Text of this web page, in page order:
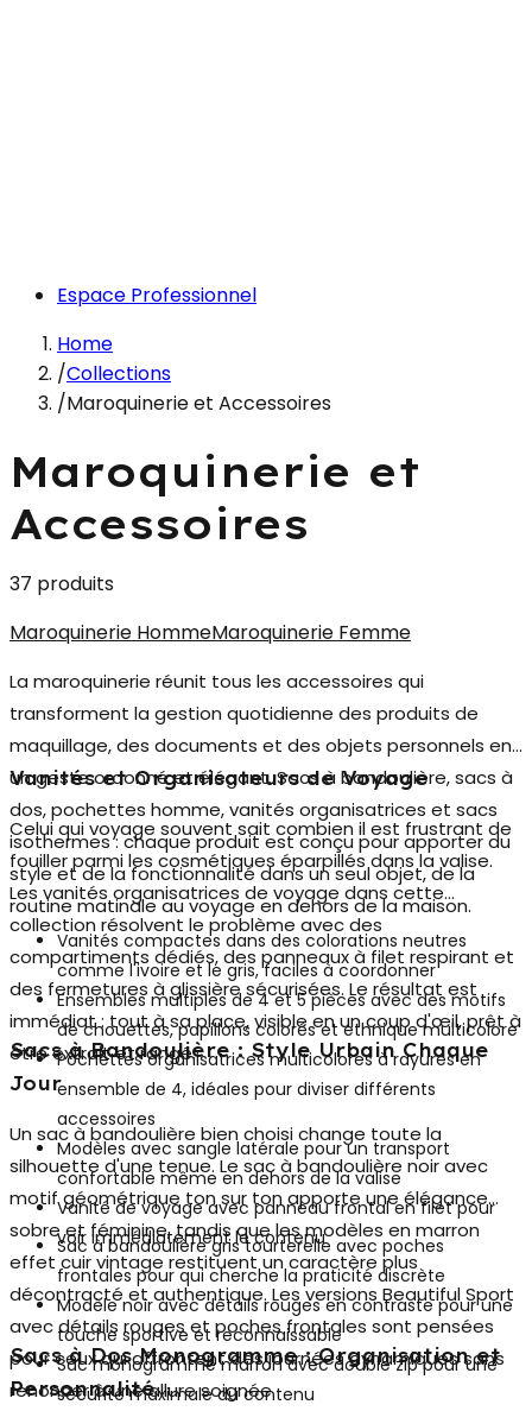
Espace Professionnel
Home
/Collections
/Maroquinerie et Accessoires
Maroquinerie et
Accessoires
37 produits
Maroquinerie HommeMaroquinerie Femme
La maroquinerie réunit tous les accessoires qui
transforment la gestion quotidienne des produits de
maquillage, des documents et des objets personnels en
un geste ordonné et élégant. Sacs à bandoulière, sacs à
dos, pochettes homme, vanités organisatrices et sacs
isothermes : chaque produit est conçu pour apporter du
style et de la fonctionnalité dans un seul objet, de la
routine matinale au voyage en dehors de la maison.
Vanités et Organisateurs de Voyage
Celui qui voyage souvent sait combien il est frustrant de
fouiller parmi les cosmétiques éparpillés dans la valise.
Les vanités organisatrices de voyage dans cette
collection résolvent le problème avec des
compartiments dédiés, des panneaux à filet respirant et
des fermetures à glissière sécurisées. Le résultat est
immédiat : tout à sa place, visible en un coup d'œil, prêt à
être extrait et rangé.
Vanités compactes dans des colorations neutres
comme l'ivoire et le gris, faciles à coordonner
Ensembles multiples de 4 et 5 pièces avec des motifs
de chouettes, papillons colorés et ethnique multicolore
Pochettes organisatrices multicolores à rayures en
ensemble de 4, idéales pour diviser différents
accessoires
Modèles avec sangle latérale pour un transport
confortable même en dehors de la valise
Vanité de voyage avec panneau frontal en filet pour
voir immédiatement le contenu
Sacs à Bandoulière : Style Urbain Chaque
Jour
Un sac à bandoulière bien choisi change toute la
silhouette d'une tenue. Le sac à bandoulière noir avec
motif géométrique ton sur ton apporte une élégance
sobre et féminine, tandis que les modèles en marron
effet cuir vintage restituent un caractère plus
décontracté et authentique. Les versions Beautiful Sport
avec détails rouges et poches frontales sont pensées
pour ceux qui affrontent des journées dynamiques sans
renoncer à une allure soignée.
Sac à bandoulière gris tourterelle avec poches
frontales pour qui cherche la praticité discrète
Modèle noir avec détails rouges en contraste pour une
touche sportive et reconnaissable
Sac monogramme marron avec double zip pour une
sécurité maximale du contenu
Sacs à Dos Monogramme : Organisation et
Personnalité